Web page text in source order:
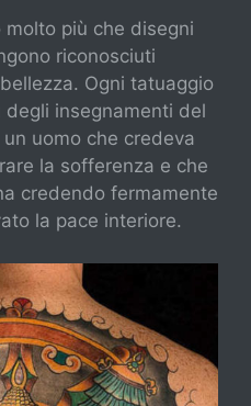
più che disegni
riconosciuti
Ogni tatuaggio
insegnamenti del
uomo che credeva
la sofferenza e che
credendo fermamente
la pace interiore.